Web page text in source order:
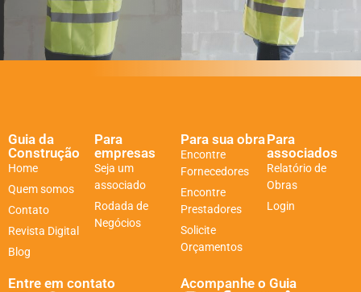
Guia da
Construção
Home
Quem somos
Contato
Revista Digital
Blog
Para
empresas
Seja um
associado
Rodada de
Negócios
Para sua obra
Encontre
Fornecedores
Encontre
Prestadores
Solicite
Orçamentos
Para
associados
Relatório de
Obras
Login
Entre em contato Acompanhe o Guia